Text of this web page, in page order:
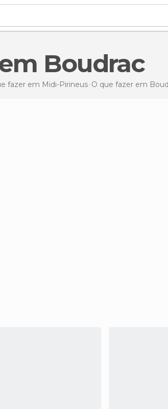
em Boudrac
fazer em Midi-Pirineus O que fazer em